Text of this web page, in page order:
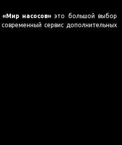
«Мир насосов» это большой выбор
сервис дополнительных